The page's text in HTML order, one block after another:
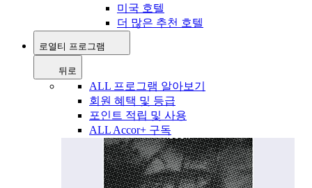
미국 호텔
더 많은 추천 호텔
로열티 프로그램
뒤로
ALL 프로그램 알아보기
회원 혜택 및 등급
포인트 적립 및 사용
ALL Accor+ 구독